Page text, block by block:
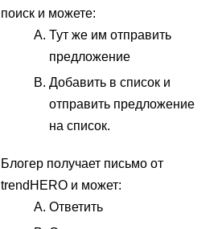
поиск и можете:
Тут же им отправить
предложение
Добавить в список и
отправить предложение
на список.
Блогер получает письмо от
trendHERO и может:
Ответить